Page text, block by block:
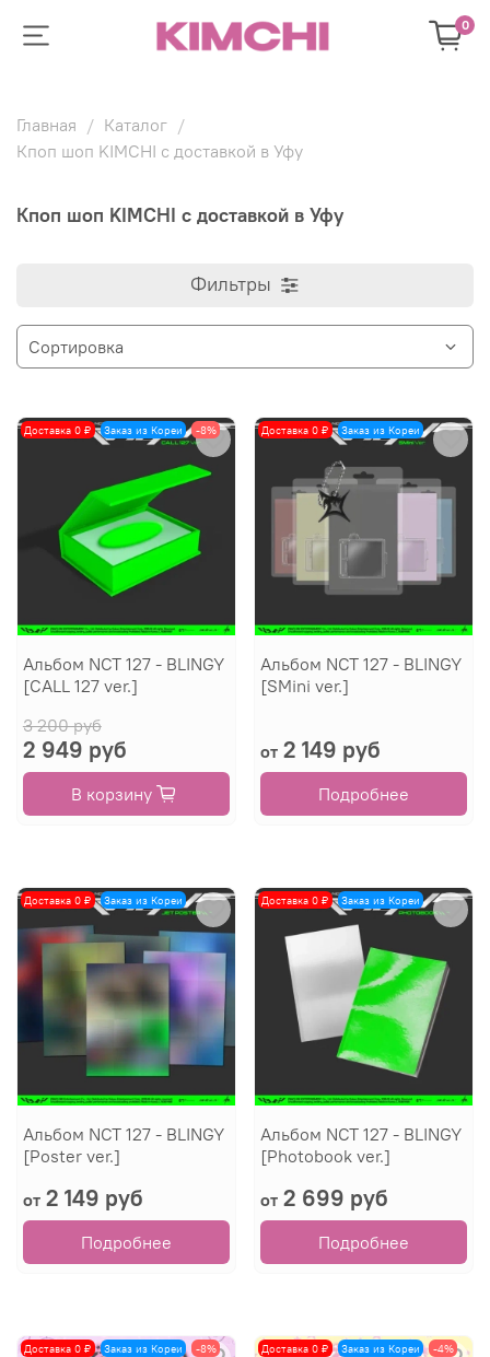
0
Главная
Каталог
Кпоп шоп KIMCHI с доставкой в Уфу
Кпоп шоп KIMCHI с доставкой в Уфу
Фильтры
Доставка 0 ₽ Заказ из Кореи -8%
Альбом NCT 127 - BLINGY
[CALL 127 ver.]
3 200 руб
2 949 руб
В корзину
Доставка 0 ₽ Заказ из Кореи
Альбом NCT 127 - BLINGY
[SMini ver.]
от2 149 руб
Подробнее
Доставка 0 ₽ Заказ из Кореи
Альбом NCT 127 - BLINGY
[Poster ver.]
от2 149 руб
Подробнее
Доставка 0 ₽ Заказ из Кореи
Альбом NCT 127 - BLINGY
[Photobook ver.]
от2 699 руб
Подробнее
Доставка 0 ₽ Заказ из Кореи -8% Доставка 0 ₽ Заказ из Кореи -4%